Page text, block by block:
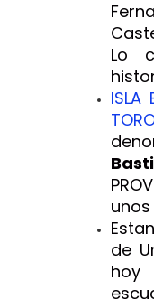
Lo
ISLA
de
hoy